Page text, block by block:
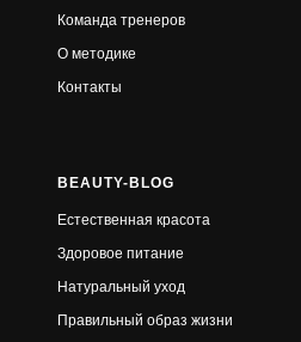
Команда тренеров
О методике
Контакты
BEAUTY-BLOG
Естественная красота
Здоровое питание
Натуральный уход
Правильный образ жизни